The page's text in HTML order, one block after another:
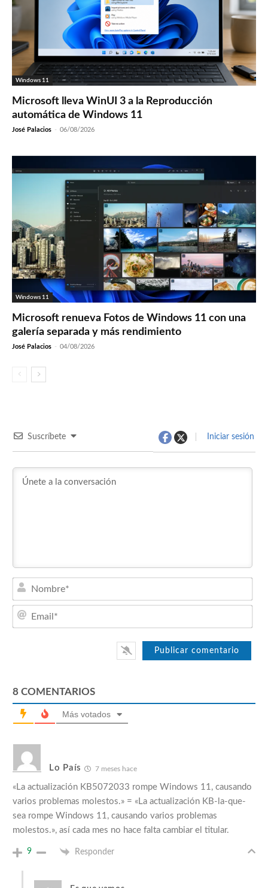
Windows 11
Microsoft lleva WinUI 3 a la Reproducción
automática de Windows 11
José Palacios - 06/08/2026
Windows 11
Microsoft renueva Fotos de Windows 11 con una
galería separada y más rendimiento
José Palacios - 04/08/2026
Suscríbete Iniciar sesión
8 COMENTARIOS
Más votados
Lo País 7 meses hace
«La actualización KB5072033 rompe Windows 11, causando
varios problemas molestos.» = «La actualización KB-la-que-
sea rompe Windows 11, causando varios problemas
molestos.», así cada mes no hace falta cambiar el titular.
9 Responder